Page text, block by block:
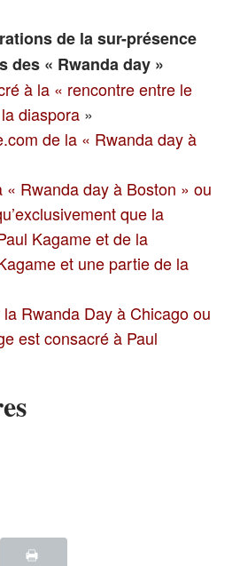
de la sur-présence
des « Rwanda day »
à la « rencontre entre le
diaspora »
de la « Rwanda day à
Rwanda day à Boston » ou
que la
Kagame et de la
et une partie de la
Rwanda Day à Chicago ou
est consacré à Paul